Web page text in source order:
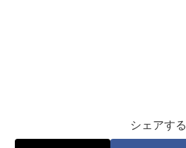
シェアする